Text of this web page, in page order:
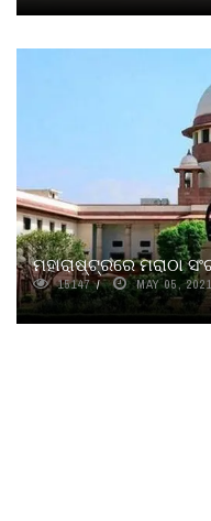
ମହାରାଷ୍ଟ୍ରରେ ମରାଠା
15147 MAY 05, 2021